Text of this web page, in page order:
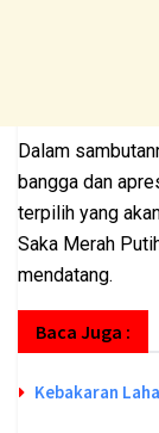
Dalam
bangga dan
terpilih yang
Saka Merah
mendatang.
Baca Juga :
Kebakaran